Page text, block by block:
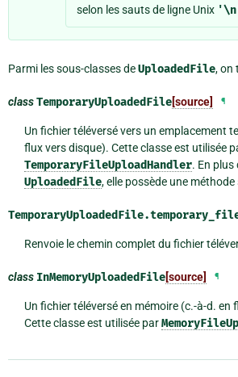
selon les sauts de ligne Unix
Parmi les sous-classes deUploadedFile, on
classTemporaryUploadedFile[source] ¶
Un fichier téléversé vers un emplacement
flux vers disque). Cette classe est utilisée
TemporaryFileUploadHandler. En plus
UploadedFile, elle possède une
TemporaryUploadedFile.
Renvoie le chemin complet du fichier
class InMemoryUploadedFile[source] ¶
Un fichier téléversé en mémoire (c.-à-d. en
Cette classe est utilisée par